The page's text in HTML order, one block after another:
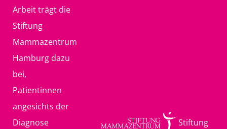
Arbeit trägt die
Stiftung
Mammazentrum
Hamburg dazu
bei,
Patientinnen
angesichts der
Diagnose
Stiftung